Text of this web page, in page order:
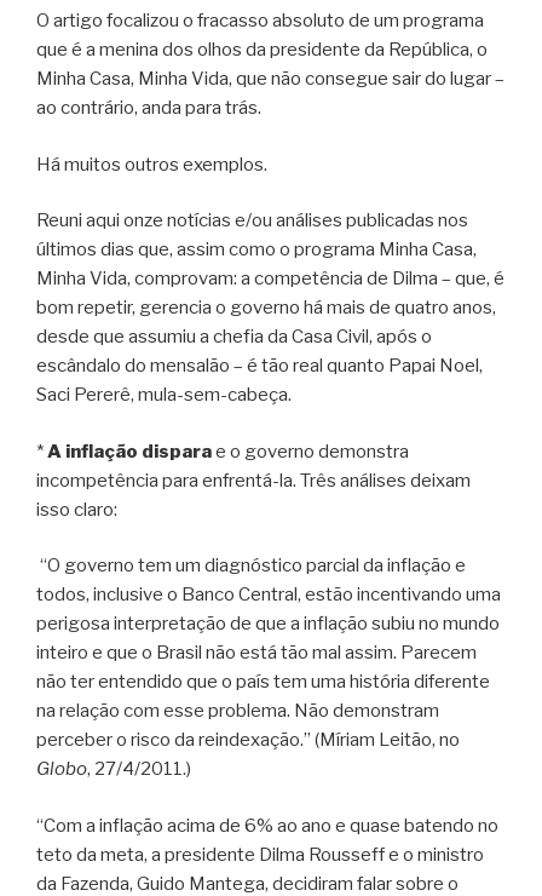
O artigo focalizou o fracasso absoluto de um programa
que é a menina dos olhos da presidente da República, o
Minha Casa, Minha Vida, que não consegue sair do lugar –
ao contrário, anda para trás.
Há muitos outros exemplos.
Reuni aqui onze notícias e/ou análises publicadas nos
últimos dias que, assim como o programa Minha Casa,
Minha Vida, comprovam: a competência de Dilma – que, é
bom repetir, gerencia o governo há mais de quatro anos,
desde que assumiu a chefia da Casa Civil, após o
escândalo do mensalão – é tão real quanto Papai Noel,
Saci Pererê, mula-sem-cabeça.
*A inflação disparae o governo demonstra
incompetência para enfrentá-la. Três análises deixam
isso claro:
“O governo tem um diagnóstico parcial da inflação e
todos, inclusive o Banco Central, estão incentivando uma
perigosa interpretação de que a inflação subiu no mundo
inteiro e que o Brasil não está tão mal assim. Parecem
não ter entendido que o país tem uma história diferente
na relação com esse problema. Não demonstram
perceber o risco da reindexação.” (Míriam Leitão, no
Globo, 27/4/2011.)
“Com a inflação acima de 6% ao ano e quase batendo no
teto da meta, a presidente Dilma Rousseff e o ministro
da Fazenda, Guido Mantega, decidiram falar sobre o